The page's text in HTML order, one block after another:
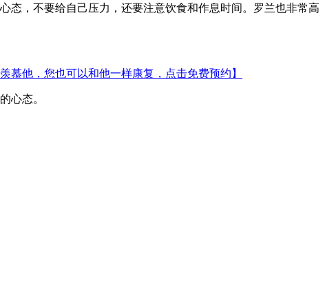
态，不要给自己压力，还要注意饮食和作息时间。罗兰也非常高
羡慕他，您也可以和他一样康复，点击免费预约】
心态。